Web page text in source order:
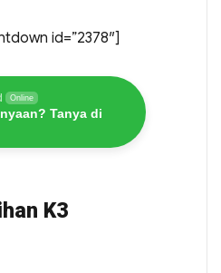
id=”2378″]
Online
Tanya di
K3